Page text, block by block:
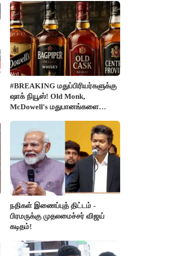
#BREAKING மதுப்பிரியர்களுக்கு
ஷாக் நியூஸ்! Old Monk,
McDowell's மதுபானங்களை
நதிகள் இணைப்புத் திட்டம் -
பிரமருக்கு முதலமைச்சர் விஜய்
கடிதம்!